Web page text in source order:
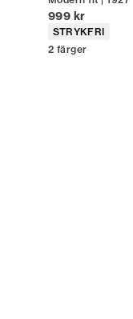
Nuvarande pris
999 kr
Produktattribut
STRYKFRI
2 färger